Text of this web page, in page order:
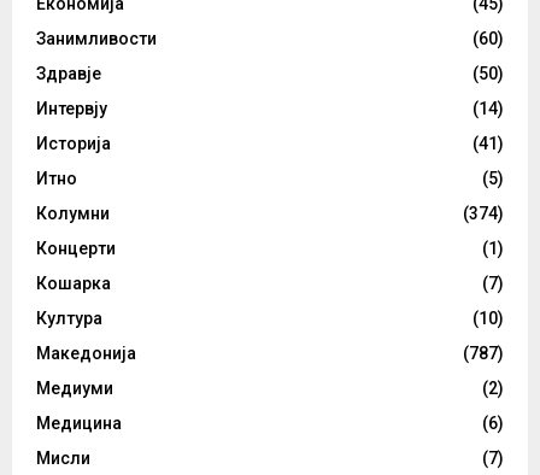
Економија
(45)
Занимливости
(60)
Здравје
(50)
Интервју
(14)
Историја
(41)
Итно
(5)
Колумни
(374)
Концерти
(1)
Кошарка
(7)
Култура
(10)
Македонија
(787)
Медиуми
(2)
Медицина
(6)
Мисли
(7)